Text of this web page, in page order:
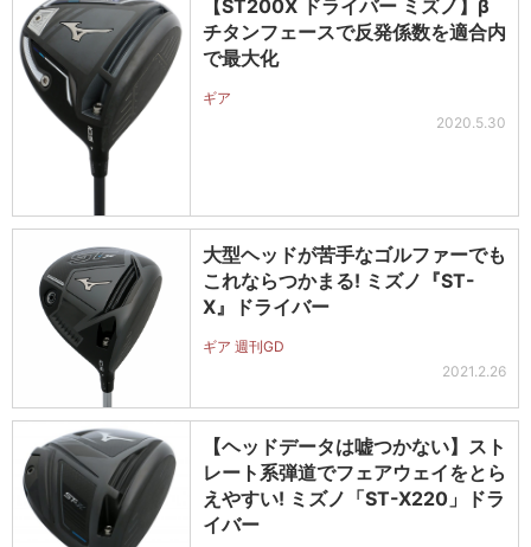
【ST200X ドライバー ミズノ】β
チタンフェースで反発係数を適合内
で最大化
ギア
2020.5.30
大型ヘッドが苦手なゴルファーでも
これならつかまる! ミズノ『ST-
X』ドライバー
ギア 週刊GD
2021.2.26
【ヘッドデータは嘘つかない】スト
レート系弾道でフェアウェイをとら
えやすい! ミズノ「ST-X220」ドラ
イバー